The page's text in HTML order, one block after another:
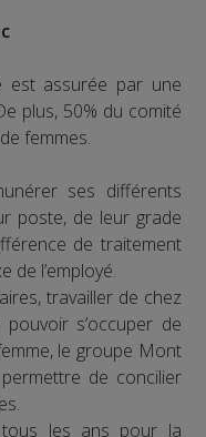
est assurée par une
plus, 50% du comité
femmes.
ses différents
poste, de leur grade
de traitement
de l’employé.
travailler de chez
s’occuper de
le groupe Mont
de concilier
les ans pour la